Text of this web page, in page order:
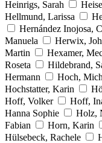
Heinrigs, Sarah
Hellmund, Larissa
Hernández Inojosa,
Manuela
Herwix,
Martin
Hexamer,
Roseta
Hildebrand,
Hermann
Hoch,
Hochstatter, Karin
Hoff, Volker
Hoff,
Hanna Sophie
Holz,
Fabian
Horn, Karin
Hülsebeck, Rachele